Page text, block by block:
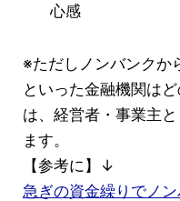
心感
※ただしノンバンクか
といった金融機関は
は、経営者・事業主
ます。
【参考に】↓
急ぎの資金繰りでノ